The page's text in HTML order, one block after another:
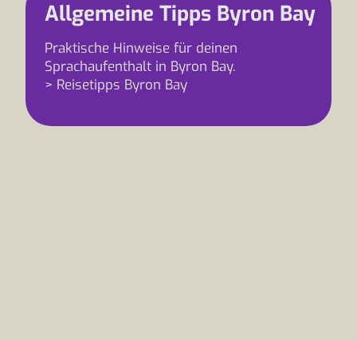
Allgemeine Tipps Byron Bay
Praktische Hinweise für deinen
Sprachaufenthalt in Byron Bay.
> Reisetipps Byron Bay